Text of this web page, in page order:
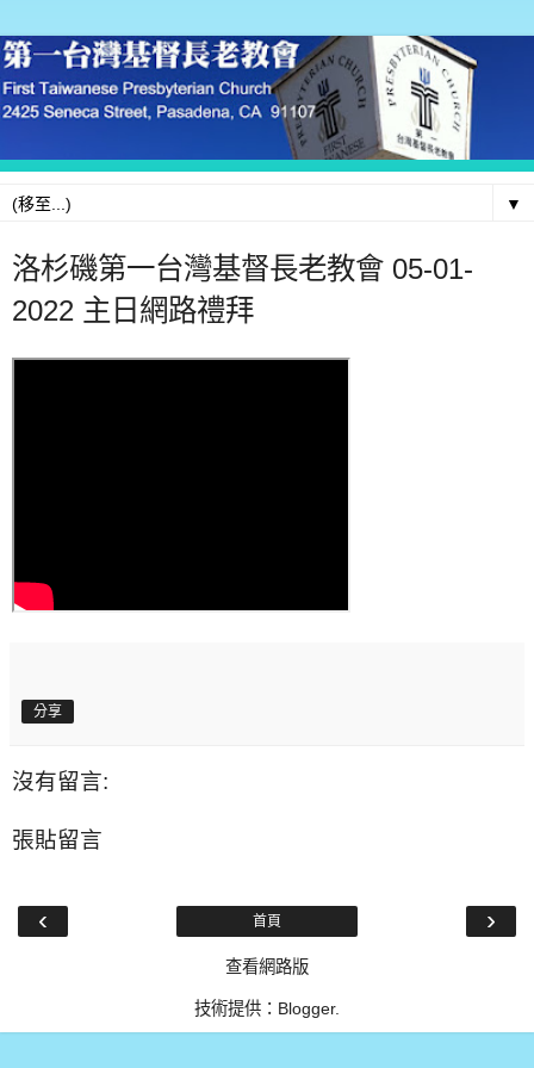
▼
洛杉磯第一台灣基督長老教會 05-01-
2022 主日網路禮拜
分享
沒有留言:
張貼留言
‹ ›
首頁
查看網路版
技術提供： Blogger.